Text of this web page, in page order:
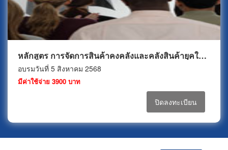
หลักสูตร การจัดการสินค้าคงคลังและคลังสินค้ายุคใหม่ (Modern Inventory & Warehouse Management)
อบรมวันที่ 5 สิงหาคม 2568
มีค่าใช้จ่าย 3900 บาท
ปิดลงทะเบียน